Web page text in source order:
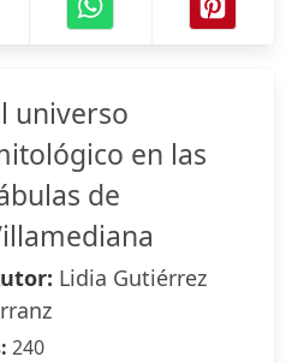
universo
en las
de
Lidia Gutiérrez
240